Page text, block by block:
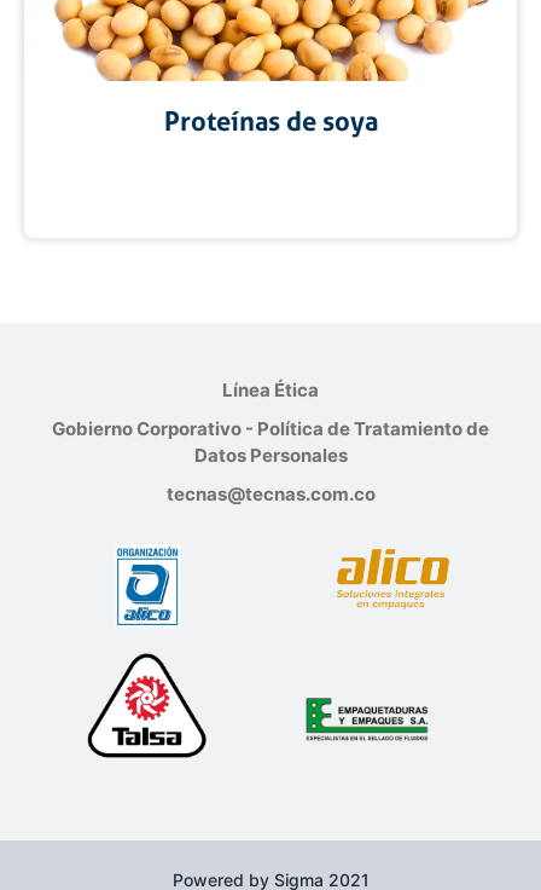
Proteínas de soya
Línea Ética
Gobierno Corporativo - Política de Tratamiento de
Datos Personales
tecnas@tecnas.com.co
Powered by Sigma 2021